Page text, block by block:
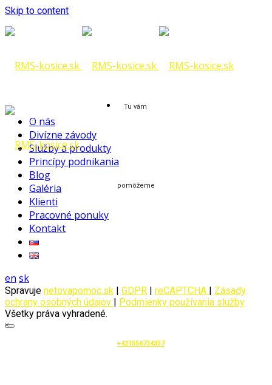
Skip to content
Tu vám
pomôžeme
+421556734357
O nás
Divízne závody
Služby a produkty
Princípy podnikania
Blog
Galéria
Klienti
Pracovné ponuky
Kontakt
en sk
Spravuje netovapomoc.sk | GDPR | reCAPTCHA | Zásady
ochrany osobných údajov | Podmienky používania služby
Všetky práva vyhradené.